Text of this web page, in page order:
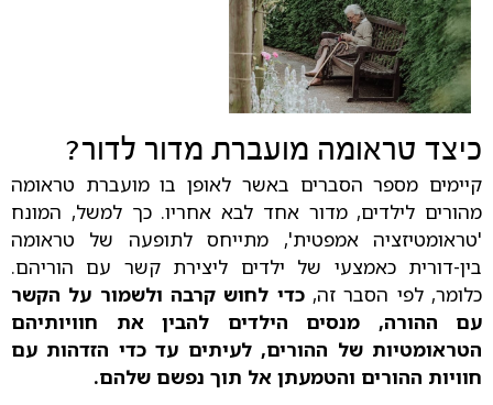
כיצד טראומה מועברת מדור לדור?
קיימים מספר הסברים באשר לאופן בו מועברת טראומה
מהורים לילדים, מדור אחד לבא אחריו. כך למשל, המונח
'טראומטיזציה אמפטית', מתייחס לתופעה של טראומה
בין-דורית כאמצעי של ילדים ליצירת קשר עם הוריהם.
כלומר, לפי הסבר זה,כדי לחוש קרבה ולשמור על הקשר
עם ההורה, מנסים הילדים להבין את חוויותיהם
הטראומטיות של ההורים, לעיתים עד כדי הזדהות עם
חוויות ההורים והטמעתן אל תוך נפשם שלהם.